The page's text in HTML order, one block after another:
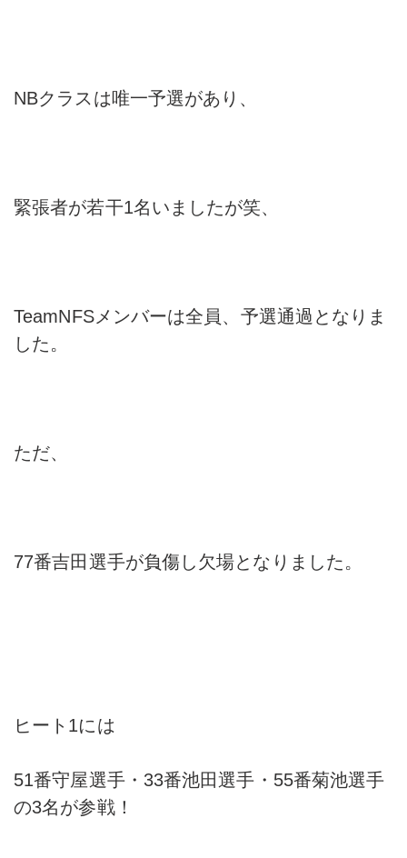
NBクラスは唯一予選があり、
緊張者が若干1名いましたが笑、
TeamNFSメンバーは全員、予選通過となりま
した。
ただ、
77番吉田選手が負傷し欠場となりました。
ヒート1には
51番守屋選手・33番池田選手・55番菊池選手
の3名が参戦！